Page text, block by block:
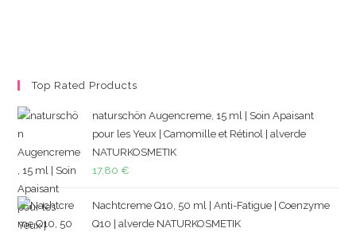
Top Rated Products
naturschön Augencreme, 15 ml | Soin Apaisant
pour les Yeux | Camomille et Rétinol | alverde
NATURKOSMETIK
17,80 €
Nachtcreme Q10, 50 ml | Anti-Fatigue | Coenzyme
Q10 | alverde NATURKOSMETIK